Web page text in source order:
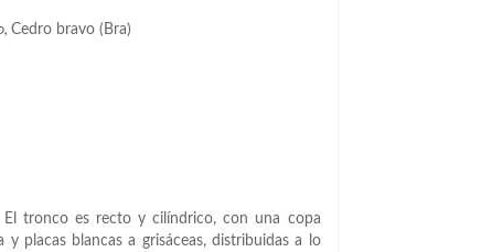
Cedro bravo (Bra)
tronco es recto y cilíndrico, con una copa
placas blancas a grisáceas, distribuidas a lo